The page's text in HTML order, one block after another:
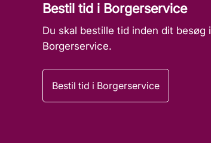
Bestil tid i Borgerservice
Du skal bestille tid inden dit besøg i
Borgerservice.
Bestil tid i Borgerservice